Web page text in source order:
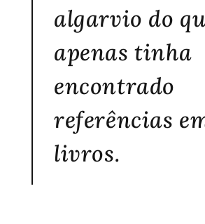
algarvio do
apenas tinha
encontrado
referências
livros.